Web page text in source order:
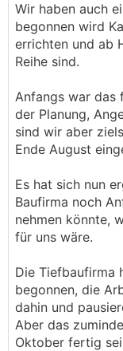
Wir haben auch
begonnen wird
errichten und ab
Reihe sind.
Anfangs war das
der Planung,
sind wir aber
Ende August
Es hat sich nun
Baufirma noch
nehmen könnte,
für uns wäre.
Die Tiefbaufirma
begonnen, die
dahin und
Aber das
Oktober fertig